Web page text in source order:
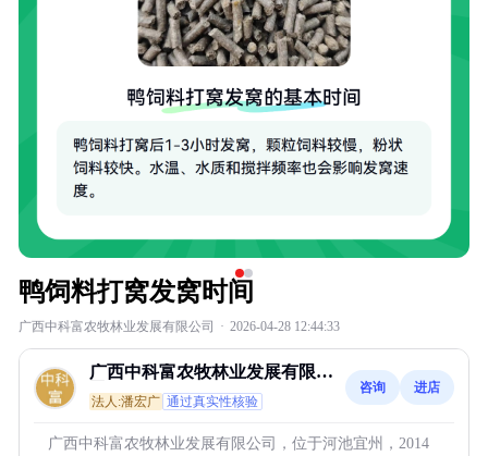
鸭饲料打窝发窝时间
广西中科富农牧林业发展有限公司 · 2026-04-28 12:44:33
广西中科富农牧林业发展有限公
司
法人:潘宏广 通过真实性核验
咨询 进店
广西中科富农牧林业发展有限公司，位于河池宜州，2014